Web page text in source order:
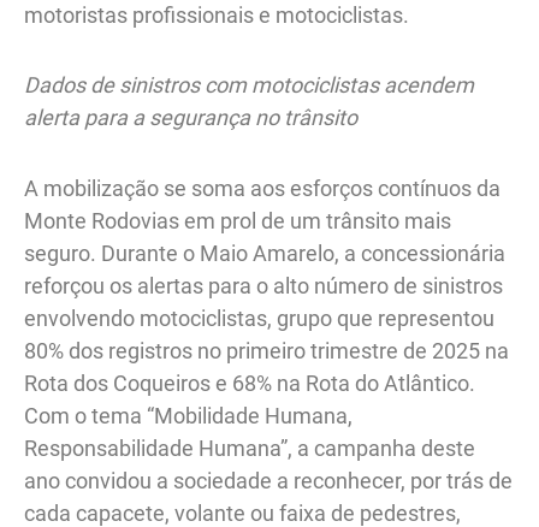
motoristas profissionais e motociclistas.
Dados de sinistros com motociclistas acendem
alerta para a segurança no trânsito
A mobilização se soma aos esforços contínuos da
Monte Rodovias em prol de um trânsito mais
seguro. Durante o Maio Amarelo, a concessionária
reforçou os alertas para o alto número de sinistros
envolvendo motociclistas, grupo que representou
80% dos registros no primeiro trimestre de 2025 na
Rota dos Coqueiros e 68% na Rota do Atlântico.
Com o tema “Mobilidade Humana,
Responsabilidade Humana”, a campanha deste
ano convidou a sociedade a reconhecer, por trás de
cada capacete, volante ou faixa de pedestres,